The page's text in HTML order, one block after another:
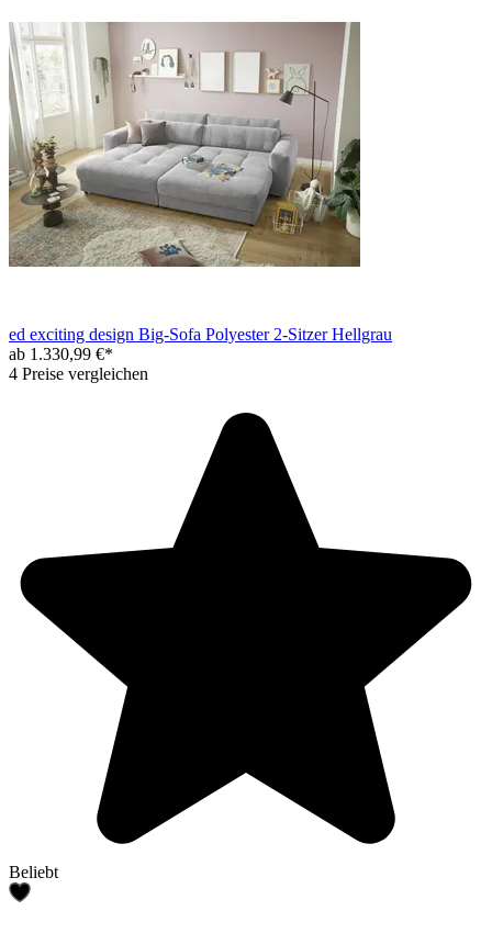
ed exciting design Big-Sofa Polyester 2-Sitzer Hellgrau
ab 1.330,99 €*
4 Preise vergleichen
Beliebt